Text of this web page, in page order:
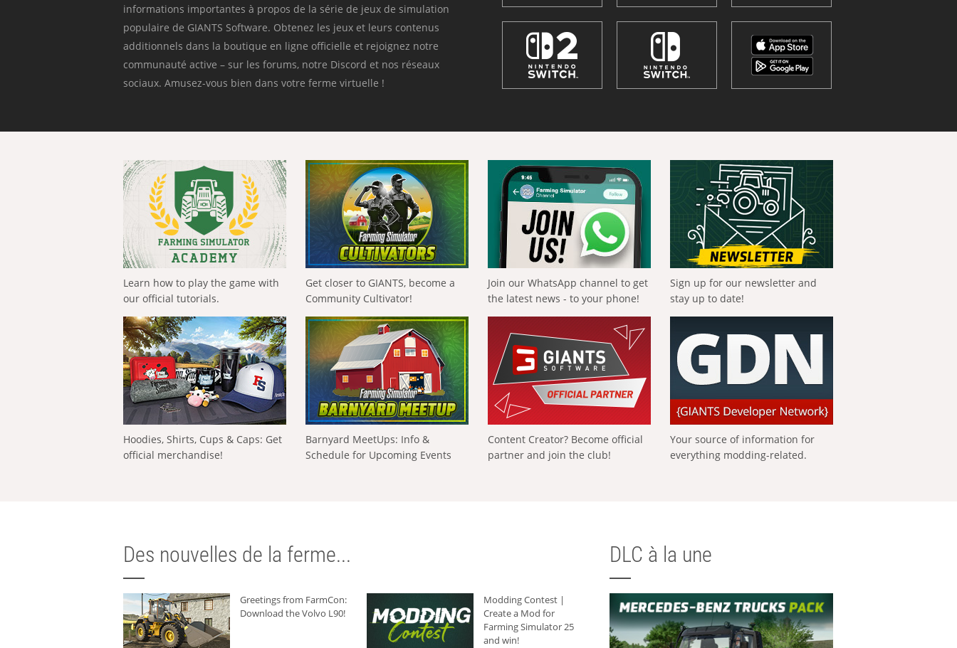
informations importantes à propos de la série de jeux de simulation
populaire de GIANTS Software. Obtenez les jeux et leurs contenus
additionnels dans la boutique en ligne officielle et rejoignez notre
communauté active – sur les forums, notre Discord et nos réseaux
sociaux. Amusez-vous bien dans votre ferme virtuelle !
Learn how to play the game with
our official tutorials.
Get closer to GIANTS, become a
Community Cultivator!
Join our WhatsApp channel to get
the latest news - to your phone!
Sign up for our newsletter and
stay up to date!
Hoodies, Shirts, Cups & Caps: Get
official merchandise!
Barnyard MeetUps: Info &
Schedule for Upcoming Events
Content Creator? Become official
partner and join the club!
Your source of information for
everything modding-related.
Des nouvelles de la ferme...
Greetings from FarmCon:
Download the Volvo L90!
Modding Contest |
Create a Mod for
Farming Simulator 25
and win!
DLC à la une